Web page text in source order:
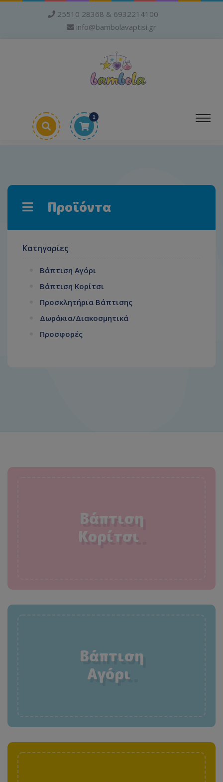
25510 28368 & 6932214100
info@bambolavaptisi.gr
1
Προϊόντα
Κατηγορίες
Βάπτιση Αγόρι
Βάπτιση Κορίτσι
Προσκλητήρια Βάπτισης
Δωράκια/Διακοσμητικά
Προσφορές
Βάπτιση
Κορίτσι
Βάπτιση
Αγόρι